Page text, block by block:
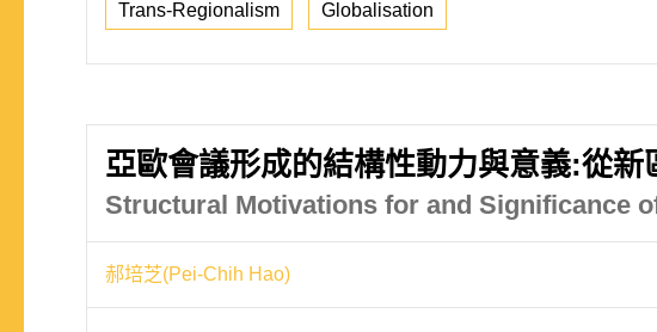
Trans-Regionalism Globalisation
亞歐會議形成的結構性動力與意義:從新
Structural Motivations for and Significance
郝培芝(Pei-Chih Hao)